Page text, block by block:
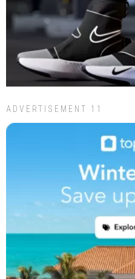
ADVERTISEMENT 11